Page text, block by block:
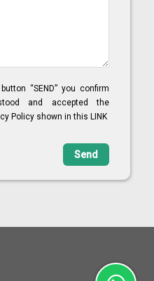
“SEND” you confirm
and accepted the
Policy shown in this LINK
Send